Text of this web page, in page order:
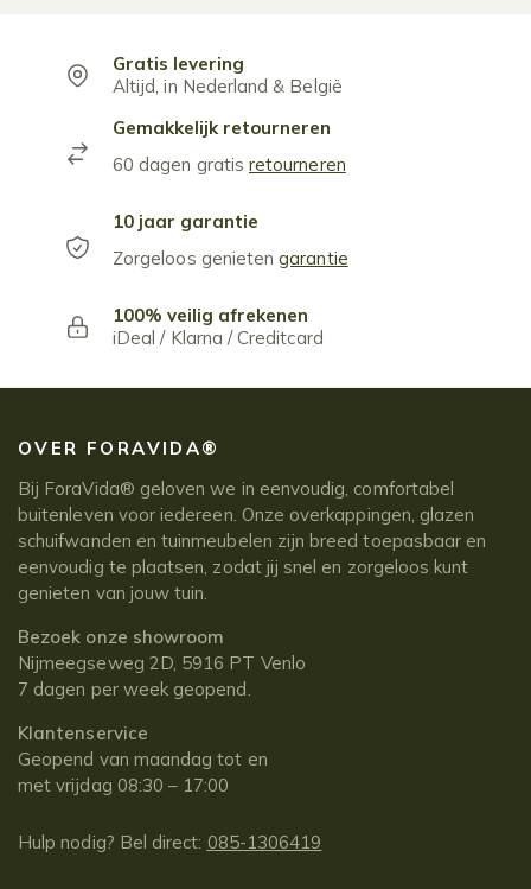
Gratis levering
Altijd, in Nederland & België
Gemakkelijk retourneren
60 dagen gratisretourneren
10 jaar garantie
Zorgeloos genietengarantie
100% veilig afrekenen
iDeal / Klarna / Creditcard
OVER FORAVIDA®
Bij ForaVida® geloven we in eenvoudig, comfortabel
buitenleven voor iedereen. Onze overkappingen, glazen
schuifwanden en tuinmeubelen zijn breed toepasbaar en
eenvoudig te plaatsen, zodat jij snel en zorgeloos kunt
genieten van jouw tuin.
Bezoek onze showroom
Nijmeegseweg 2D, 5916 PT Venlo
7 dagen per week geopend.
Klantenservice
Geopend van maandag tot en
met vrijdag 08:30 – 17:00
Hulp nodig? Bel direct: 085-1306419